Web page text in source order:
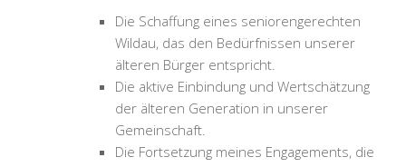
Die Schaffung eines seniorengerechten
Wildau, das den Bedürfnissen unserer
älteren Bürger entspricht.
Die aktive Einbindung und Wertschätzung
der älteren Generation in unserer
Gemeinschaft.
Die Fortsetzung meines Engagements, die